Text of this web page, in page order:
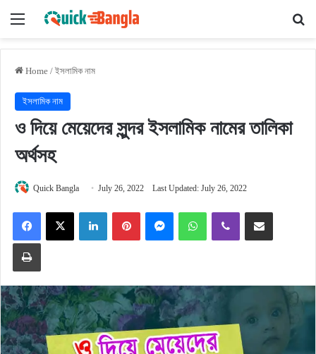
Menu
Home / ইসলামিক নাম
ইসলামিক নাম
ও দিয়ে মেয়েদের সুন্দর ইসলামিক নামের তালিকা
অর্থসহ
Quick Bangla July 26, 2022 Last Updated: July 26, 2022
FacebookX LinkedInPinterestMessengerWhatsAppViber Share via Email
Print